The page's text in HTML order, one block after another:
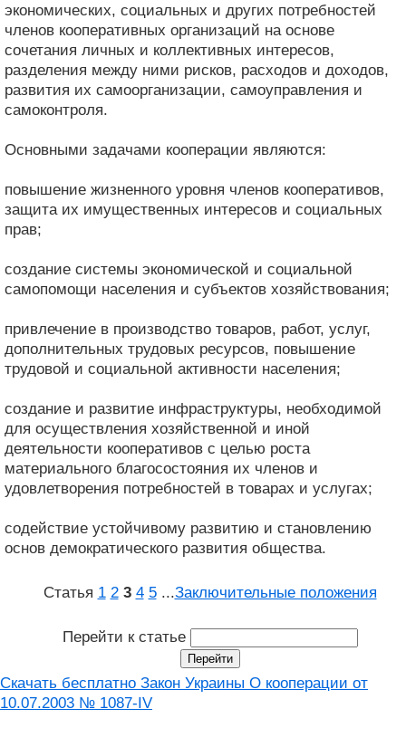
экономических, социальных и других потребностей
членов кооперативных организаций на основе
сочетания личных и коллективных интересов,
разделения между ними рисков, расходов и доходов,
развития их самоорганизации, самоуправления и
самоконтроля.
Основными задачами кооперации являются:
повышение жизненного уровня членов кооперативов,
защита их имущественных интересов и социальных
прав;
создание системы экономической и социальной
самопомощи населения и субъектов хозяйствования;
привлечение в производство товаров, работ, услуг,
дополнительных трудовых ресурсов, повышение
трудовой и социальной активности населения;
создание и развитие инфраструктуры, необходимой
для осуществления хозяйственной и иной
деятельности кооперативов с целью роста
материального благосостояния их членов и
удовлетворения потребностей в товарах и услугах;
содействие устойчивому развитию и становлению
основ демократического развития общества.
Статья 1 2 3 4 5 ...Заключительные положения
Перейти к статье
Скачать бесплатно Закон Украины О кооперации от
10.07.2003 № 1087-IV